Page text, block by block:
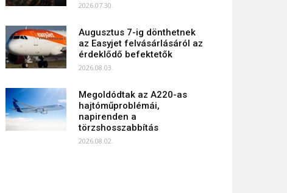
2026.07.30.
Augusztus 7-ig dönthetnek
az Easyjet felvásárlásáról az
érdeklődő befektetők
2026.08.03.
Megoldódtak az A220-as
hajtóműproblémái,
napirenden a
törzshosszabbítás
2026.08.02.